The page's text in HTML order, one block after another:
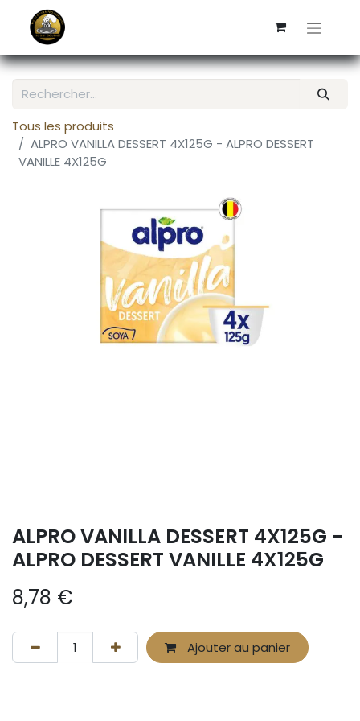
Tous les produits
ALPRO VANILLA DESSERT 4X125G - ALPRO DESSERT
VANILLE 4X125G
ALPRO VANILLA DESSERT 4X125G -
ALPRO DESSERT VANILLE 4X125G
8,78 €
Ajouter au panier